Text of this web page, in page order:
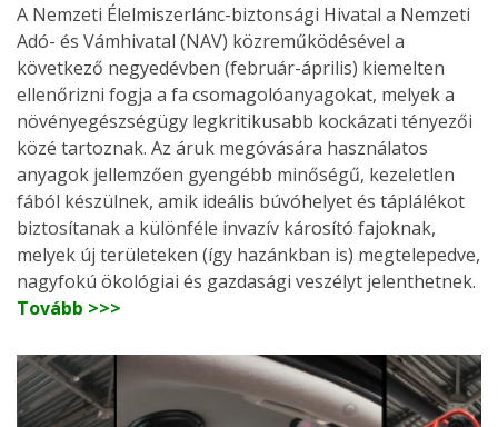
A Nemzeti Élelmiszerlánc-biztonsági Hivatal a Nemzeti
Adó- és Vámhivatal (NAV) közreműködésével a
következő negyedévben (február-április) kiemelten
ellenőrizni fogja a fa csomagolóanyagokat, melyek a
növényegészségügy legkritikusabb kockázati tényezői
közé tartoznak. Az áruk megóvására használatos
anyagok jellemzően gyengébb minőségű, kezeletlen
fából készülnek, amik ideális búvóhelyet és táplálékot
biztosítanak a különféle invazív károsító fajoknak,
melyek új területeken (így hazánkban is) megtelepedve,
nagyfokú ökológiai és gazdasági veszélyt jelenthetnek.
Tovább >>>